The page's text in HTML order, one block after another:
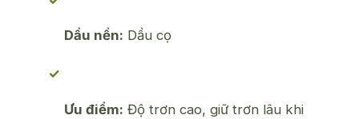
Dầu nền: Dầu cọ
Ưu điểm: Độ trơn cao, giữ trơn lâu khi